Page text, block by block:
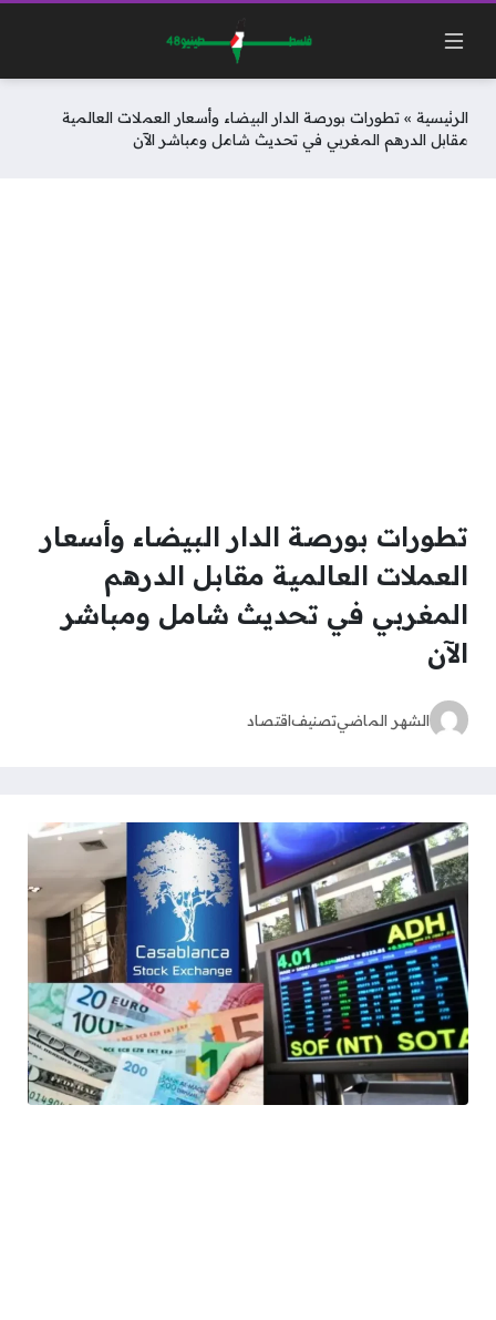
الرئيسية » تطورات بورصة الدار البيضاء وأسعار العملات العالمية
مقابل الدرهم المغربي في تحديث شامل ومباشر الآن
تطورات بورصة الدار البيضاء وأسعار
العملات العالمية مقابل الدرهم
المغربي في تحديث شامل ومباشر
الآن
الشهر الماضيتصنيفاقتصاد